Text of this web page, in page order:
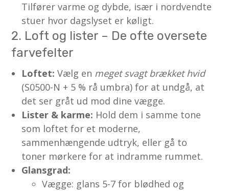
Tilfører varme og dybde, især i nordvendte
stuer hvor dagslyset er køligt.
2. Loft og lister – De ofte oversete
farvefelter
Loftet: Vælg en meget svagt brækket hvid
(S0500-N + 5 % rå umbra) for at undgå, at
det ser gråt ud mod dine vægge.
Lister & karme: Hold dem i samme tone
som loftet for et moderne,
sammenhængende udtryk, eller gå to
toner mørkere for at indramme rummet.
Glansgrad:
Vægge: glans 5-7 for blødhed og